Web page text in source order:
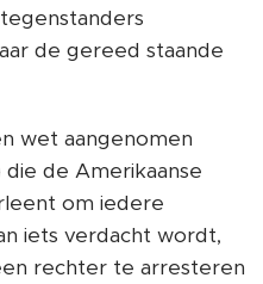
de gereed staande
wet aangenomen
die de Amerikaanse
om iedere
iets verdacht wordt,
rechter te arresteren